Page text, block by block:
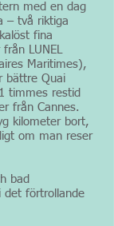
med en dag
– två riktiga
fina
LUNEL
Maritimes),
bättre Quai
timmes restid
från Cannes.
kilometer bort,
om man reser
bad
det förtrollande